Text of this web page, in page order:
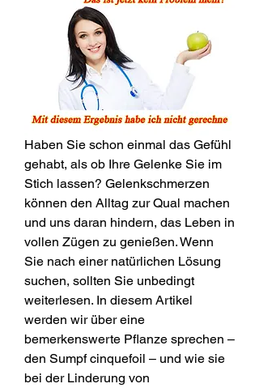
Haben Sie schon einmal das Gefühl
gehabt, als ob Ihre Gelenke Sie im
Stich lassen? Gelenkschmerzen
können den Alltag zur Qual machen
und uns daran hindern, das Leben in
vollen Zügen zu genießen. Wenn
Sie nach einer natürlichen Lösung
suchen, sollten Sie unbedingt
weiterlesen. In diesem Artikel
werden wir über eine
bemerkenswerte Pflanze sprechen –
den Sumpf cinquefoil – und wie sie
bei der Linderung von